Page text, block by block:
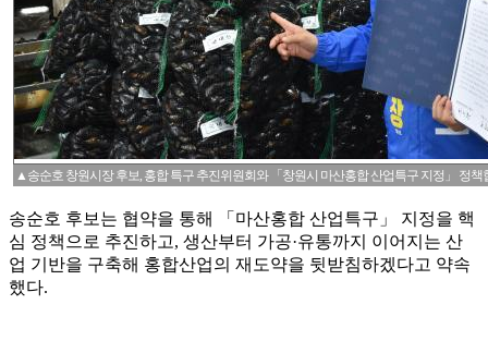
▲송순호 창원시장 후보, 홍합 특구 추진위원회와 「창원시 마산홍합 산업특구 지정」 정
송순호 후보는 협약을 통해 「마산홍합 산업특구」 지정을 핵
심 정책으로 추진하고, 생산부터 가공·유통까지 이어지는 산
업 기반을 구축해 홍합산업의 재도약을 뒷받침하겠다고 약속
했다.